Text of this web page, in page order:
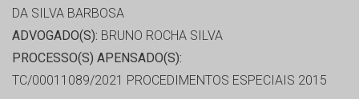
DA SILVA BARBOSA
ADVOGADO(S): BRUNO ROCHA SILVA
PROCESSO(S) APENSADO(S):
TC/00011089/2021 PROCEDIMENTOS ESPECIAIS 2015